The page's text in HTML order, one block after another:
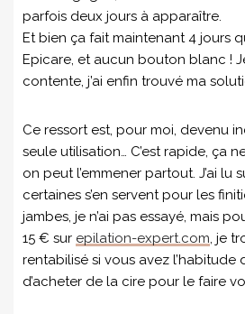
parfois deux jours à apparaître.
Et bien ça fait maintenant 4 jours
Epicare, et aucun bouton blanc !
contente, j’ai enfin trouvé ma
Ce ressort est, pour moi, devenu
seule utilisation… C’est rapide, ça
on peut l’emmener partout. J’ai lu
certaines s’en servent pour les
jambes, je n’ai pas essayé, mais
15 € sur epilation-expert.com, je
rentabilisé si vous avez l’habitude
d’acheter de la cire pour le faire